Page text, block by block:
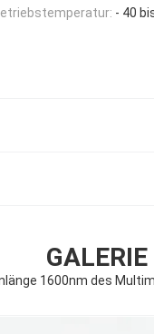
- 40
GALERIE
1600nm des